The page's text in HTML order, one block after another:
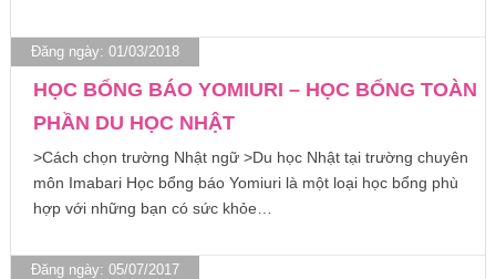
Đăng ngày: 01/03/2018
HỌC BỔNG BÁO YOMIURI – HỌC BỔNG TOÀN
PHẦN DU HỌC NHẬT
>Cách chọn trường Nhật ngữ >Du học Nhật tại trường chuyên
môn Imabari Học bổng báo Yomiuri là một loại học bổng phù
hợp với những bạn có sức khỏe…
Đăng ngày: 05/07/2017